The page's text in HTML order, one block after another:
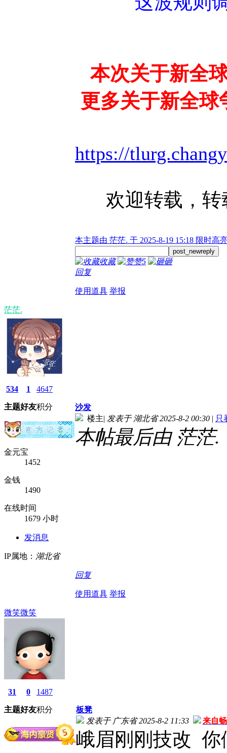
本次关于新全
更多关于新全球
https://
欢迎转载，
本主题由 茫茫. 于 2025-8-19 15:18 限时高
post_newreply
收藏 赞5
砸
回复
使用道具 举报
茫茫.
534
主题
1
好友
4647
积分
金元宝
1452
金钱
1490
在线时间
1679 小时
发消息
IP属地： 湖北省
沙发
楼主| 发表于 湖北省 2025-8-2 00:30 | 只
本帖最后由 茫茫.
回复
使用道具 举报
微笑微笑
31
主题
0
好友
1487
积分
板凳
发表于 广东省 2025-8-2 11:33
来自
峨眉刚刚技改 你